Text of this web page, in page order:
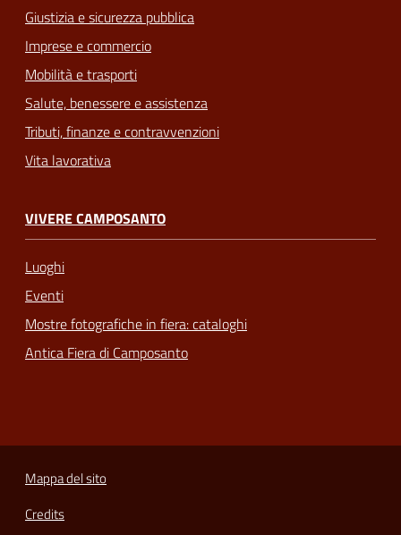
Giustizia e sicurezza pubblica
Imprese e commercio
Mobilità e trasporti
Salute, benessere e assistenza
Tributi, finanze e contravvenzioni
Vita lavorativa
VIVERE CAMPOSANTO
Luoghi
Eventi
Mostre fotografiche in fiera: cataloghi
Antica Fiera di Camposanto
Mappa del sito
Credits